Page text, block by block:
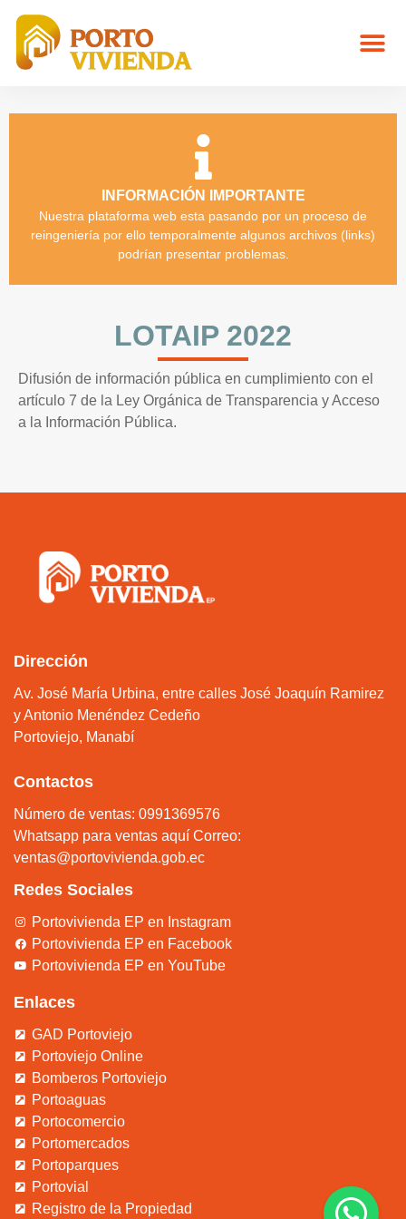
INFORMACIÓN IMPORTANTE
Nuestra plataforma web esta pasando por un proceso de
reingeniería por ello temporalmente algunos archivos (links)
podrían presentar problemas.
LOTAIP 2022
Difusión de información pública en cumplimiento con el
artículo 7 de la Ley Orgánica de Transparencia y Acceso
a la Información Pública.
Dirección
Av. José María Urbina, entre calles José Joaquín Ramirez
y Antonio Menéndez Cedeño
Portoviejo, Manabí
Contactos
Número de ventas: 0991369576
Whatsapp para ventas aquí Correo:
ventas@portovivienda.gob.ec
Redes Sociales
Portovivienda EP en Instagram
Portovivienda EP en Facebook
Portovivienda EP en YouTube
Enlaces
GAD Portoviejo
Portoviejo Online
Bomberos Portoviejo
Portoaguas
Portocomercio
Portomercados
Portoparques
Portovial
Registro de la Propiedad